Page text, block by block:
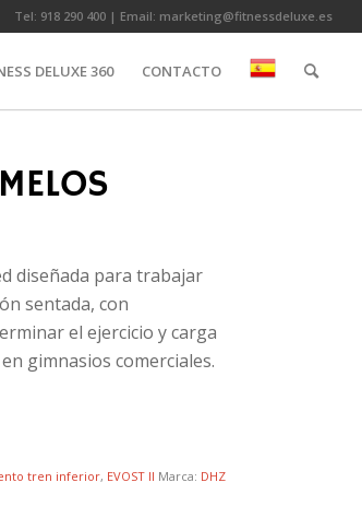
Tel: 918 290 400 | Email: marketing@fitnessdeluxe.es
DELUXE 360 CONTACTO
diseñada para trabajar
sentada, con
el ejercicio y carga
gimnasios comerciales.
tren inferior, EVOST II Marca: DHZ